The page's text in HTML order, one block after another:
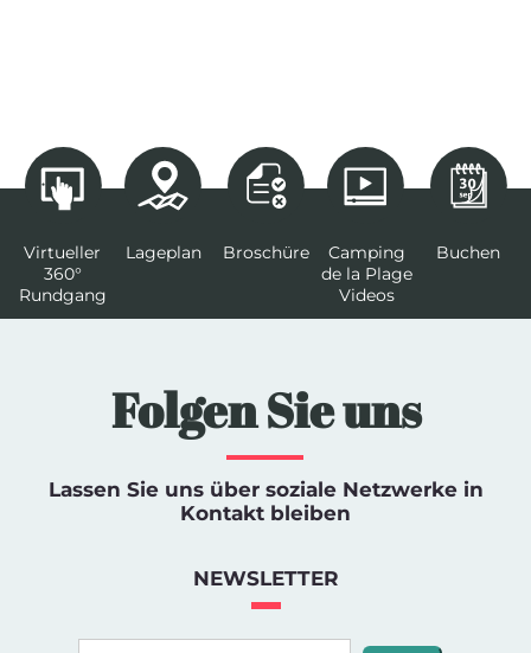
Virtueller
360°
Rundgang
Lageplan Broschüre
Camping
de la Plage
Videos
Buchen
Folgen Sie uns
Lassen Sie uns über soziale Netzwerke in
Kontakt bleiben
NEWSLETTER